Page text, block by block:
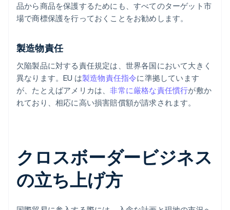
品から商品を保護するためにも、すべてのターゲット市
場で商標保護を行っておくことをお勧めします。
製造物責任
欠陥製品に対する責任規定は、世界各国において大きく
異なります。EU は製造物責任指令に準拠しています
が、たとえばアメリカは、非常に厳格な責任慣行が敷か
れており、相応に高い損害賠償額が請求されます。
クロスボーダービジネス
の立ち上げ方